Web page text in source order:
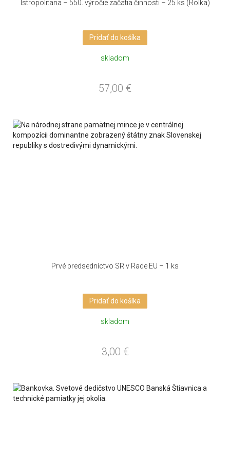
Istropolitana – 550. výročie začatia činnosti – 25 ks (Rolka)
Pridať do košíka
skladom
57,00 €
Prvé predsedníctvo SR v Rade EU – 1 ks
Pridať do košíka
skladom
3,00 €